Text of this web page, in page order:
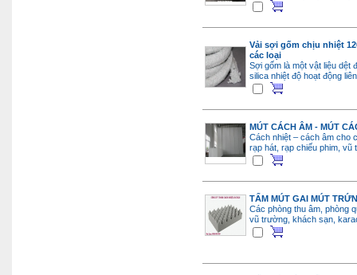
Vải sợi gốm chịu nhiệt
các loại
Sợi gốm là một vật liệu dệt
silica nhiệt độ hoạt động
MÚT CÁCH ÂM - MÚT
Cách nhiệt – cách âm cho
rạp hát, rạp chiếu phim,
TẤM MÚT GAI MÚT
Các phòng thu âm, phòng
vũ trường, khách sạn,